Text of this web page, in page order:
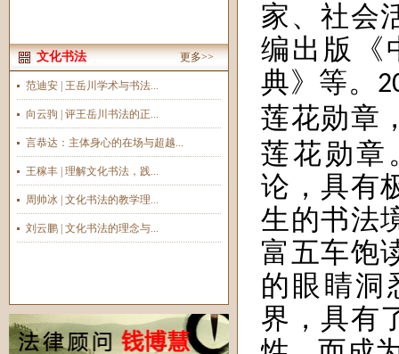
文化书法 更多>>
范迪安 | 王岳川学术与书法...
向云驹 | 评王岳川书法的正...
言恭达：主体身心的在场与超越...
王稼丰 | 理解文化书法，践...
周帅冰 | 文化书法的教学理...
刘云鹏 | 文化书法的理念与...
家、社会
编 出版《
典》等。
莲花勋章
莲花勋章
论，具有
生的书法
富五车饱
的眼睛洞
界，具有